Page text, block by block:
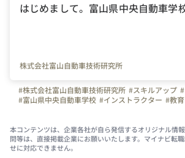
はじめまして。富山県中央自動車学
株式会社富山自動車技術研究所
#株式会社富山自動車技術研究所 #スキルアップ
#富山県中央自動車学校 #インストラクター #教育
本コンテンツは、企業各社が自ら発信するオリジナル情
問等は、直接掲載企業にお願いいたします。マイナビ転
せに対応できません。